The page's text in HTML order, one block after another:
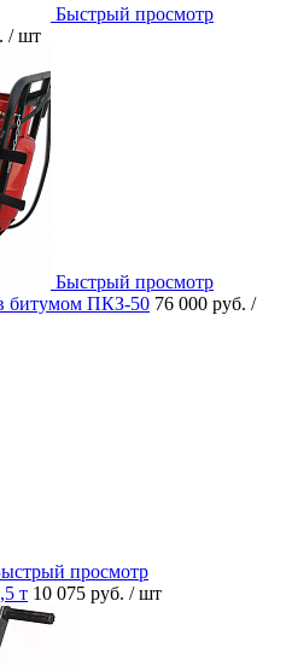
Быстрый просмотр
/ шт
Быстрый просмотр
битумом ПКЗ-50 76 000 руб. /
просмотр
т 10 075 руб. / шт